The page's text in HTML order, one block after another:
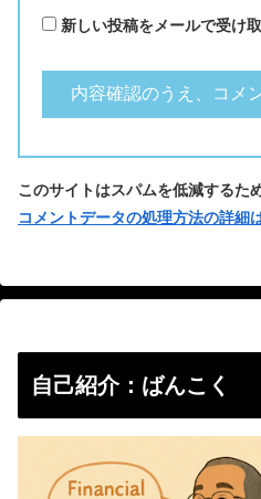
新しい投稿をメールで受け
このサイトはスパムを低減するた
コメントデータの処理方法の詳細
自己紹介：ばんこく